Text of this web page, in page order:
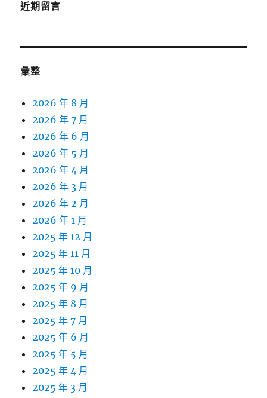
近期留言
彙整
2026 年 8 月
2026 年 7 月
2026 年 6 月
2026 年 5 月
2026 年 4 月
2026 年 3 月
2026 年 2 月
2026 年 1 月
2025 年 12 月
2025 年 11 月
2025 年 10 月
2025 年 9 月
2025 年 8 月
2025 年 7 月
2025 年 6 月
2025 年 5 月
2025 年 4 月
2025 年 3 月